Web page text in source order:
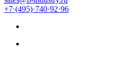
+7·(495)·740·92·96